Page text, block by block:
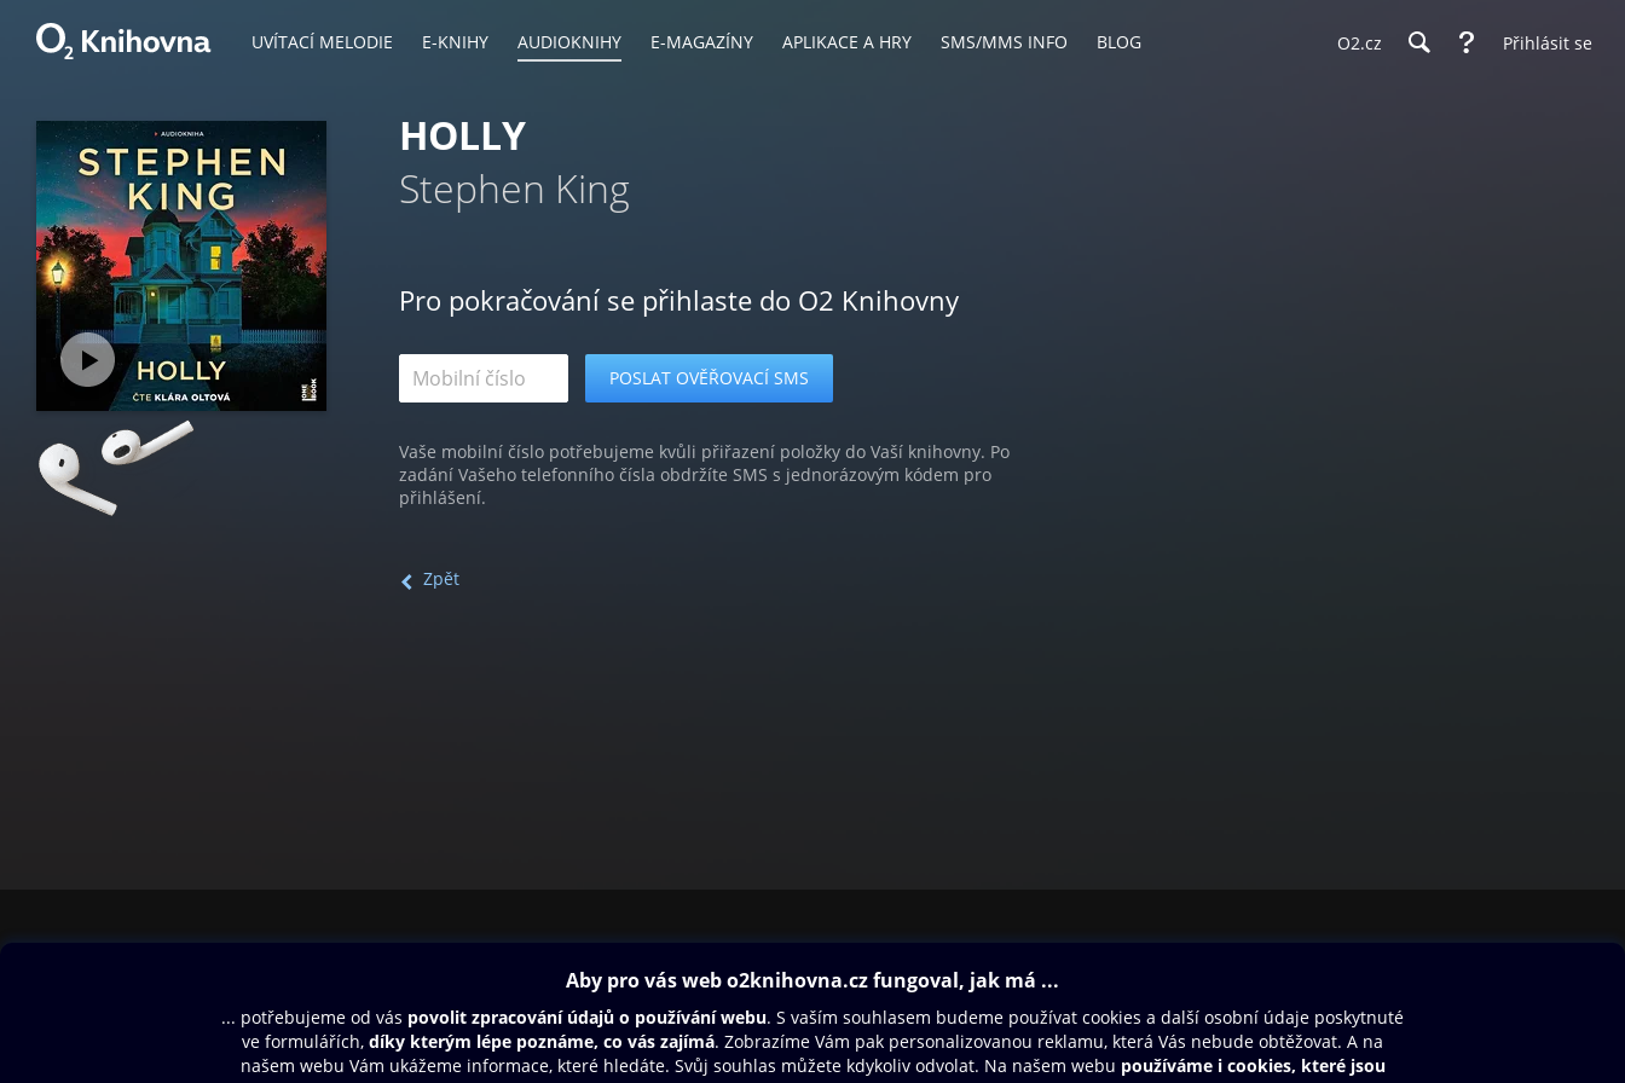
UVÍTACÍ MELODIE E-KNIHY AUDIOKNIHY E-MAGAZÍNY APLIKACE A HRY SMS/MMS INFO BLOG O2.cz Přihlásit se
HOLLY
Stephen King
Pro pokračování se přihlaste do O2 Knihovny
Vaše mobilní číslo potřebujeme kvůli přiřazení položky do Vaší knihovny. Po
zadání Vašeho telefonního čísla obdržíte SMS s jednorázovým kódem pro
přihlášení.
Zpět
Aplikace a hry
SMS/MMS Info
Blog
Dárkový poukaz
Nápověda
Oneplay Originály
Sport